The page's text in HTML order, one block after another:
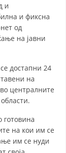
и
и фиксна
од
на јавни
достапни 24
на
централните
готовина
на кои им се
им се нуди